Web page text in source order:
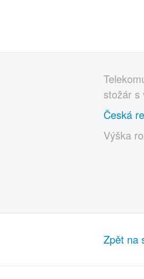
stožár s
Česká
Výška
Zpět na